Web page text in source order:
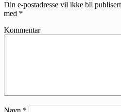
Din e-postadresse vil ikke bli
med *
Kommentar